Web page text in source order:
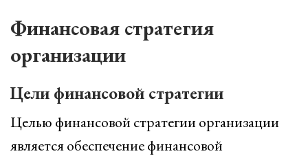
Финансовая стратегия
организации
Цели финансовой стратегии
Целью финансовой стратегии организации
является обеспечение финансовой